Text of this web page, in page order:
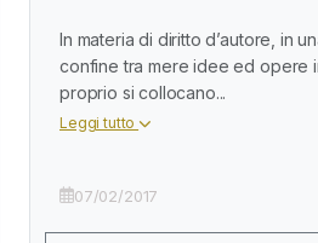
In materia di diritto d’autore, in
confine tra mere idee ed opere
proprio si collocano...
Leggi tutto
07/02/2017